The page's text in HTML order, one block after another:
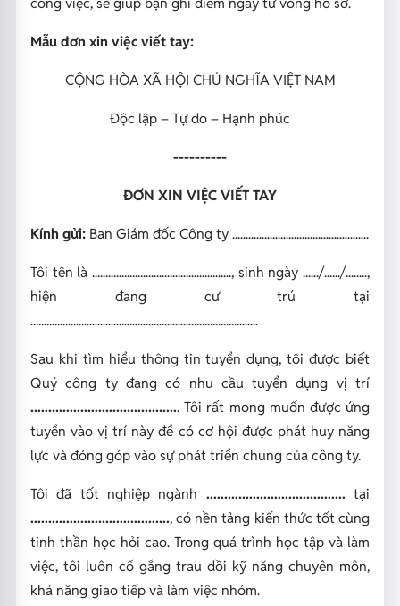
Mẫu đơn xin việc viết tay:
CỘNG HÒA XÃ HỘI CHỦ NGHĨA VIỆT NAM
Độc lập – Tự do – Hạnh phúc
----------
ĐƠN XIN VIỆC VIẾT TAY
Kính gửi:Ban Giám đốc Công ty ...................................................
Tôi tên là ...................................................., sinh ngày ....../....../........,
hiện đang cư trú tại
.....................................................................................
Sau khi tìm hiểu thông tin tuyển dụng, tôi được biết
Quý công ty đang có nhu cầu tuyển dụng vị trí
.......................................... Tôi rất mong muốn được ứng
tuyển vào vị trí này để có cơ hội được phát huy năng
lực và đóng góp vào sự phát triển chung của công ty.
Tôi đã tốt nghiệp ngành .......................................tại
......................................., có nền tảng kiến thức tốt cùng
tinh thần học hỏi cao. Trong quá trình học tập và làm
việc, tôi luôn cố gắng trau dồi kỹ năng chuyên môn,
khả năng giao tiếp và làm việc nhóm.